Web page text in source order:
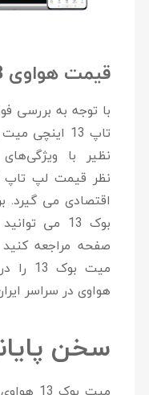
قیمت هواوی Matebook 13
با توجه به بررسی
نظیر با
نظر قیمت لپ تاپ
اقتصادی می
بوک 13 می توانید به بخش
صفحه مراجعه
میت
هواوی در سراسر
سخن